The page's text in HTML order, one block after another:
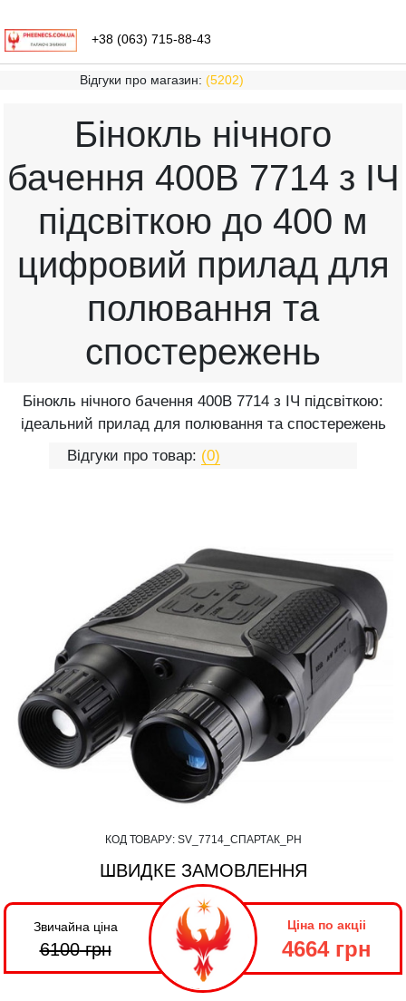
+38 (063) 715-88-43
Відгуки про магазин: (5202)
Бінокль нічного
бачення 400B 7714 з ІЧ
підсвіткою до 400 м
цифровий прилад для
полювання та
спостережень
Бінокль нічного бачення 400B 7714 з ІЧ підсвіткою:
ідеальний прилад для полювання та спостережень
Відгуки про товар: (0)
КОД ТОВАРУ: SV_7714_СПАРТАК_PH
ШВИДКЕ ЗАМОВЛЕННЯ
Звичайна ціна
6100грн
Ціна по акціі
4664 грн